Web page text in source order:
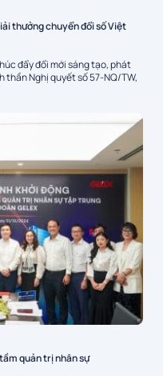
thưởng chuyển đổi số Việt
đẩy đổi mới sáng tạo, phát
Nghị quyết số 57-NQ/TW,
quản trị nhân sự